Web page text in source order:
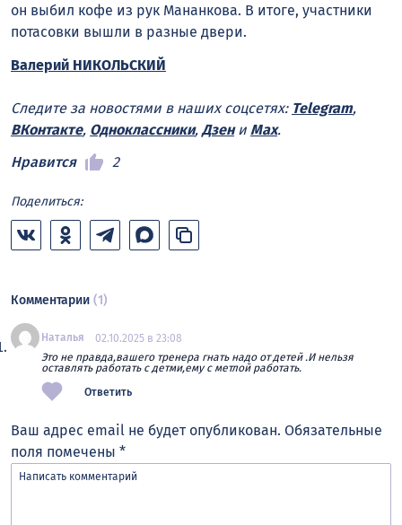
он выбил кофе из рук Мананкова. В итоге, участники
потасовки вышли в разные двери.
Валерий НИКОЛЬСКИЙ
Следите за новостями в наших соцсетях: Telegram,
ВКонтакте, Одноклассники, Дзени Max.
Нравится
2
Поделиться:
Комментарии (1)
Наталья
02.10.2025 в 23:08
Это не правда,вашего тренера гнать надо от детей .И нельзя
оставлять работать с детми,ему с метлой работать.
Ответить
Ваш адрес email не будет опубликован. Обязательные
поля помечены *